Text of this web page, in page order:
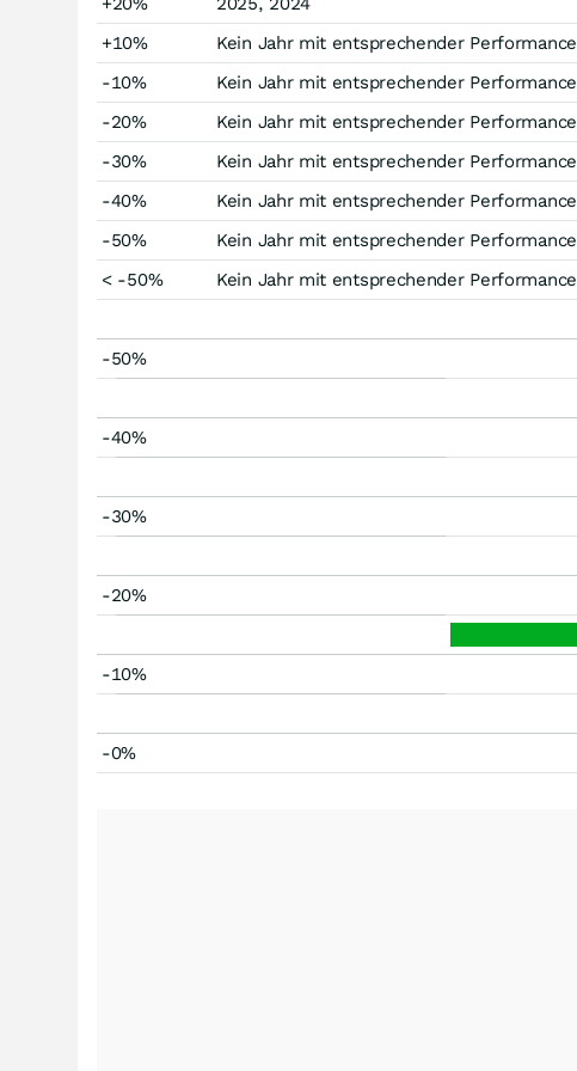
+10%
Kein Jahr mit entsprechender Performance
-10%
Kein Jahr mit entsprechender Performance
-20%
Kein Jahr mit entsprechender Performance
-30%
Kein Jahr mit entsprechender Performance
-40%
Kein Jahr mit entsprechender Performance
-50%
Kein Jahr mit entsprechender Performance
< -50%
Kein Jahr mit entsprechender Performance
-50%
-40%
-30%
-20%
-10%
-0%